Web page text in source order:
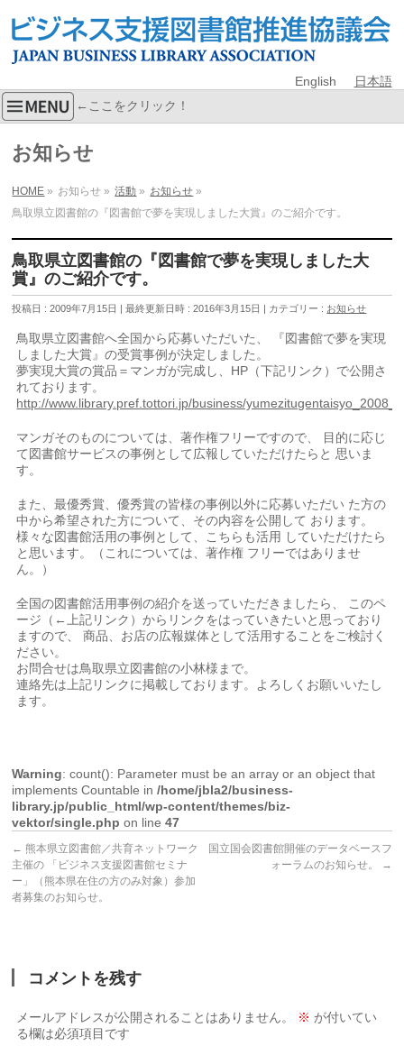
English 日本語
←ここをクリック！
お知らせ
HOME » お知らせ » 活動 » お知らせ »
鳥取県立図書館の『図書館で夢を実現しました大賞』のご紹介です。
鳥取県立図書館の『図書館で夢を実現しました大
賞』のご紹介です。
投稿日 : 2009年7月15日 最終更新日時 : 2016年3月15日 カテゴリー : お知らせ
鳥取県立図書館へ全国から応募いただいた、 『図書館で夢を実現
しました大賞』の受賞事例が決定しました。
夢実現大賞の賞品＝マンガが完成し、HP（下記リンク）で公開さ
れております。
http://www.library.pref.tottori.jp/business/
マンガそのものについては、著作権フリーですので、 目的に応じ
て図書館サービスの事例として広報していただけたらと 思いま
す。
また、最優秀賞、優秀賞の皆様の事例以外に応募いただい た方の
中から希望された方について、その内容を公開して おります。
様々な図書館活用の事例として、こちらも活用 していただけたら
と思います。（これについては、著作権 フリーではありませ
ん。）
全国の図書館活用事例の紹介を送っていただきましたら、 このペ
ージ（←上記リンク）からリンクをはっていきたいと思っており
ますので、 商品、お店の広報媒体として活用することをご検討く
ださい。
お問合せは鳥取県立図書館の小林様まで。
連絡先は上記リンクに掲載しております。よろしくお願いいたし
ます。
Warning: count(): Parameter must be an array or an object that
implements Countable in/home/jbla2/business-
library.jp/public_html/wp-content/themes/biz-
vektor/single.php on line47
← 熊本県立図書館／共育ネットワーク
主催の 「ビジネス支援図書館セミナ
ー」（熊本県在住の方のみ対象）参加
者募集のお知らせ。
国立国会図書館開催のデータベースフ
ォーラムのお知らせ。
→
コメントを残す
メールアドレスが公開されることはありません。 ※ が付いてい
る欄は必須項目です